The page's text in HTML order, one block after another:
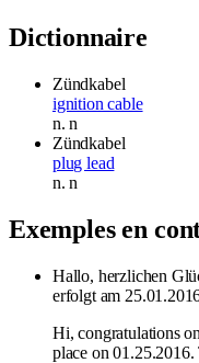
Dictionnaire
Zündkabel
ignition cable
n.n
Zündkabel
plug lead
n.n
Exemples en
Hallo, herzlichen
erfolgt am
Hi, congratulations
place on